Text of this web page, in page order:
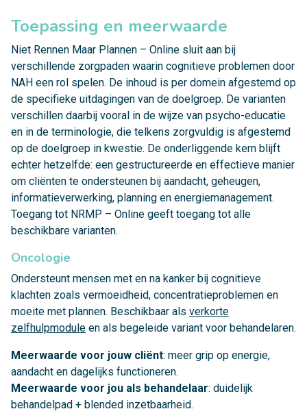
Toepassing en meerwaarde
Niet Rennen Maar Plannen – Online sluit aan bij
verschillende zorgpaden waarin cognitieve problemen door
NAH een rol spelen. De inhoud is per domein afgestemd op
de specifieke uitdagingen van de doelgroep. De varianten
verschillen daarbij vooral in de wijze van psycho-educatie
en in de terminologie, die telkens zorgvuldig is afgestemd
op de doelgroep in kwestie. De onderliggende kern blijft
echter hetzelfde: een gestructureerde en effectieve manier
om cliënten te ondersteunen bij aandacht, geheugen,
informatieverwerking, planning en energiemanagement.
Toegang tot NRMP – Online geeft toegang tot alle
beschikbare varianten.
Oncologie
Ondersteunt mensen met en na kanker bij cognitieve
klachten zoals vermoeidheid, concentratieproblemen en
moeite met plannen. Beschikbaar als verkorte
zelfhulpmodule en als begeleide variant voor behandelaren.
Meerwaarde voor jouw cliënt: meer grip op energie,
aandacht en dagelijks functioneren.
Meerwaarde voor jou als behandelaar: duidelijk
behandelpad + blended inzetbaarheid.